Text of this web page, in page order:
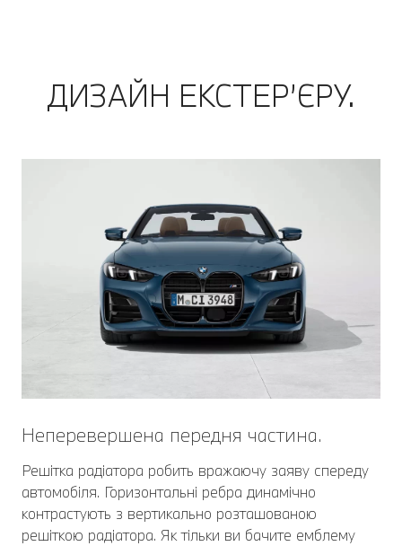
ДИЗАЙН ЕКСТЕР’ЄРУ.
Неперевершена передня частина.
Решітка радіатора робить вражаючу заяву спереду
автомобіля. Горизонтальні ребра динамічно
контрастують з вертикально розташованою
решіткою радіатора. Як тільки ви бачите емблему